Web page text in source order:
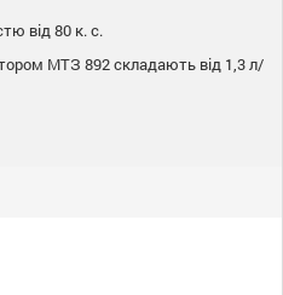
від 80 к. с.
МТЗ 892 складають від 1,3 л/